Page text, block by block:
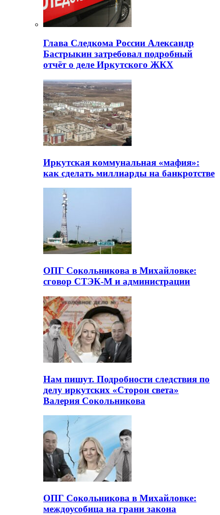
Глава Следкома России Александр
Бастрыкин затребовал подробный
отчёт о деле Иркутского ЖКХ
Иркутская коммунальная «мафия»:
как сделать миллиарды на банкротстве
ОПГ Сокольникова в Михайловке:
сговор СТЭК-М и администрации
Нам пишут. Подробности следствия по
делу иркутских «Сторон света»
Валерия Сокольникова
ОПГ Сокольникова в Михайловке:
междоусобица на грани закона